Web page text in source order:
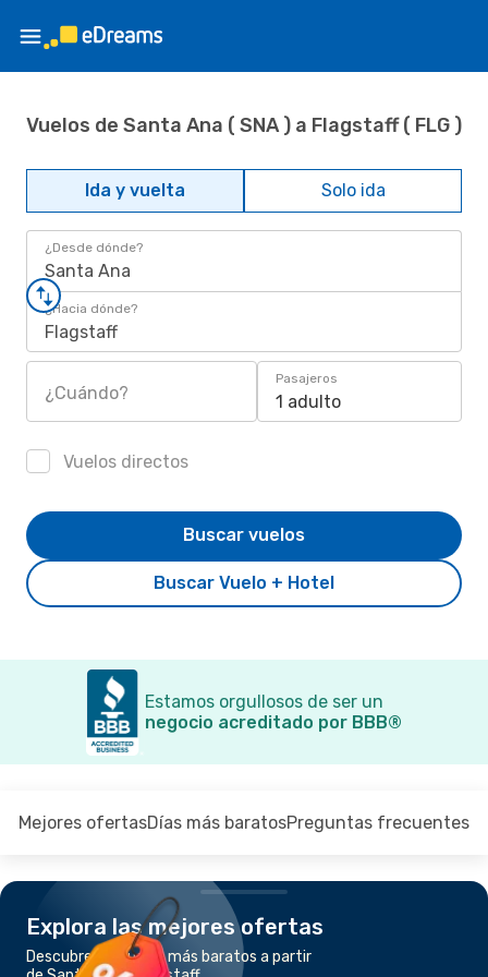
Vuelos de Santa Ana ( SNA ) a Flagstaff ( FLG )
Ida y vuelta Solo ida
¿Desde dónde?
Santa Ana
¿Hacia dónde?
Flagstaff
¿Cuándo?
Pasajeros
1 adulto
Vuelos directos
Buscar Vuelo + Hotel
Buscar vuelos
Estamos orgullosos de ser un
negocio acreditado por BBB®
Mejores ofertasDías más baratosPreguntas frecuentes
Explora las mejores ofertas
Descubre los vuelos más baratos a partir